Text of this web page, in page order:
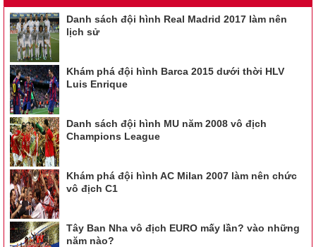
Danh sách đội hình Real Madrid 2017 làm nên
lịch sử
Khám phá đội hình Barca 2015 dưới thời HLV
Luis Enrique
Danh sách đội hình MU năm 2008 vô địch
Champions League
Khám phá đội hình AC Milan 2007 làm nên chức
vô địch C1
Tây Ban Nha vô địch EURO mấy lần? vào những
năm nào?